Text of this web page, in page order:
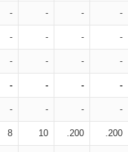
- - - -
- - - -
- - - -
- - - -
- - - -
8 10 .200 .200